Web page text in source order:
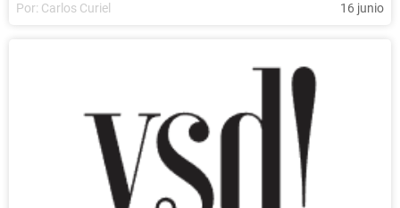
Por: Carlos Curiel 16 junio